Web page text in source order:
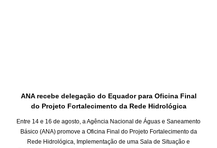
ANA recebe delegação do Equador para Oficina Final
do Projeto Fortalecimento da Rede Hidrológica
Entre 14 e 16 de agosto, a Agência Nacional de Águas e Saneamento
Básico (ANA) promove a Oficina Final do Projeto Fortalecimento da
Rede Hidrológica, Implementação de uma Sala de Situação e